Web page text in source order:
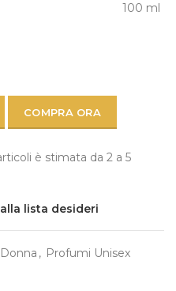
100 ml
COMPRA ORA
è stimata da 2 a 5
lista desideri
, Profumi Unisex